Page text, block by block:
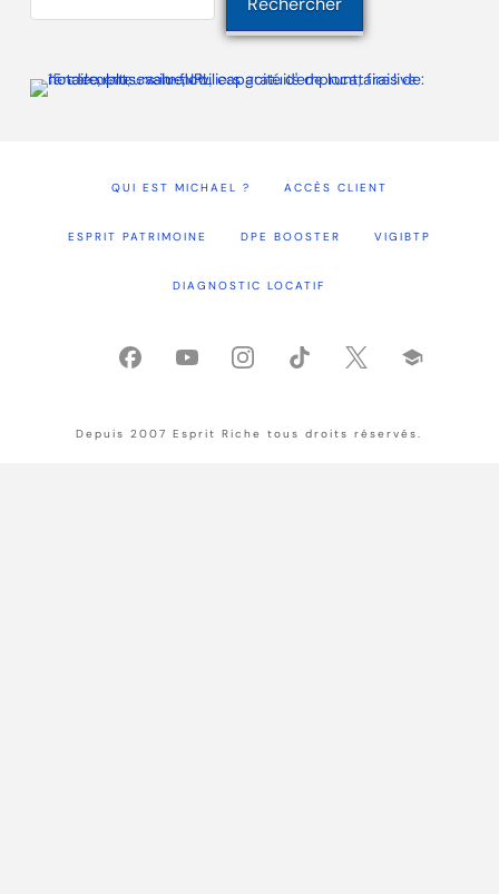
QUI EST MICHAEL ? ACCÈS CLIENT
ESPRIT PATRIMOINE DPE BOOSTER VIGIBTP
DIAGNOSTIC LOCATIF
Depuis 2007 Esprit Riche tous droits réservés.